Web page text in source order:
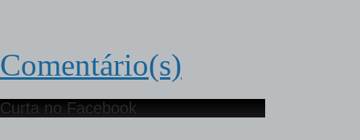
Comentário(s)
Curta no Facebook